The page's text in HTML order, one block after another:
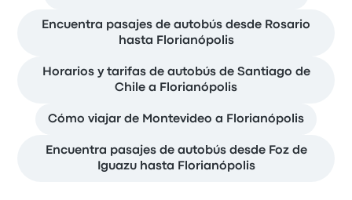
Encuentra pasajes de autobús desde Rosario
hasta Florianópolis
Horarios y tarifas de autobús de Santiago de
Chile a Florianópolis
Cómo viajar de Montevideo a Florianópolis
Encuentra pasajes de autobús desde Foz de
Iguazu hasta Florianópolis